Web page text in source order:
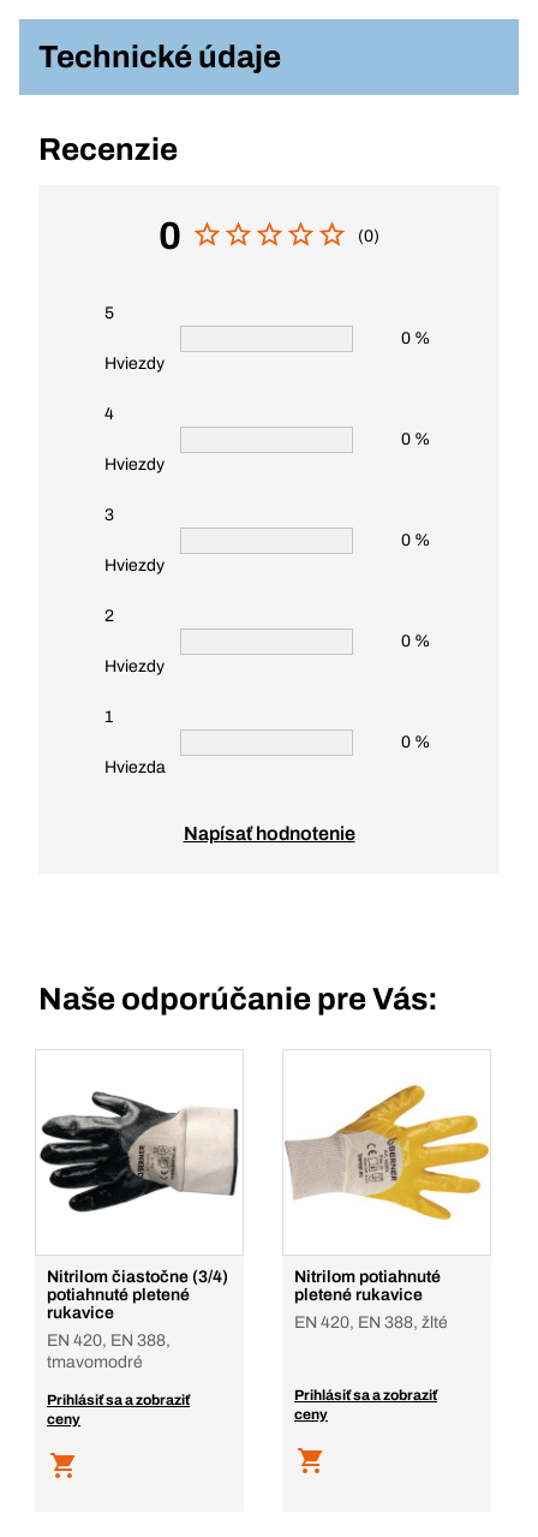
Technické údaje
Recenzie
0 (0)
5
Hviezdy
0 %
4
Hviezdy
0 %
3
Hviezdy
0 %
2
Hviezdy
0 %
1
Hviezda
0 %
Napísať hodnotenie
Naše odporúčanie pre Vás:
Nitrilom čiastočne (3/4)
potiahnuté pletené
rukavice
EN 420, EN 388,
tmavomodré
Prihlásiť sa a zobraziť
ceny
Nitrilom potiahnuté
pletené rukavice
EN 420, EN 388, žlté
Prihlásiť sa a zobraziť
ceny